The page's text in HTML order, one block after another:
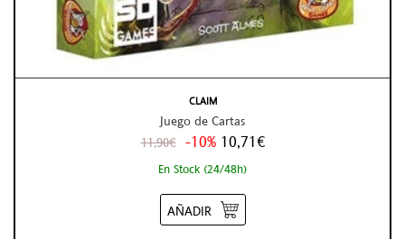
CLAIM
Juego de Cartas
11,90€ -10% 10,71€
En Stock (24/48h)
AÑADIR